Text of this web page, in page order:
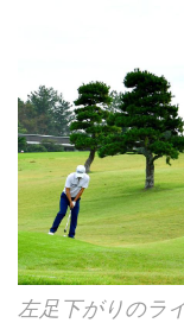
左足下がりのラ